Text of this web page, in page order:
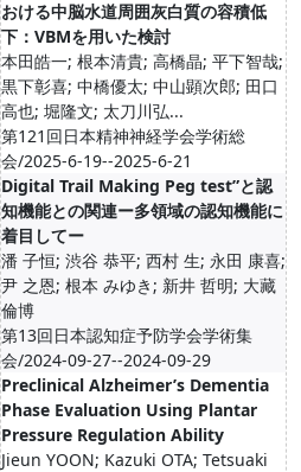
おける中脳水道周囲灰白質の容積低
下：VBMを用いた検討
本田皓一; 根本清貴; 高橋晶; 平下智哉;
黒下彰喜; 中橋優太; 中山顕次郎; 田口
高也; 堀隆文; 太刀川弘...
第121回日本精神神経学会学術総
会/2025-6-19--2025-6-21
Digital Trail Making Peg test”と認
知機能との関連ー多領域の認知機能に
着目してー
潘 子恒; 渋谷 恭平; 西村 生; 永田 康喜;
尹 之恩; 根本 みゆき; 新井 哲明; 大藏
倫博
第13回日本認知症予防学会学術集
会/2024-09-27--2024-09-29
Preclinical Alzheimer’s Dementia
Phase Evaluation Using Plantar
Pressure Regulation Ability
Jieun YOON; Kazuki OTA; Tetsuaki